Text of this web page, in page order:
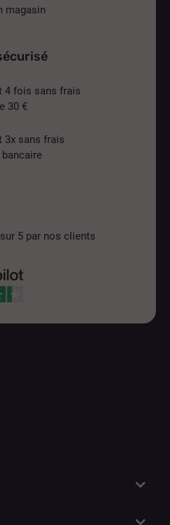
magasin
4 fois sans frais
30 €
3x sans frais
5 par nos clients